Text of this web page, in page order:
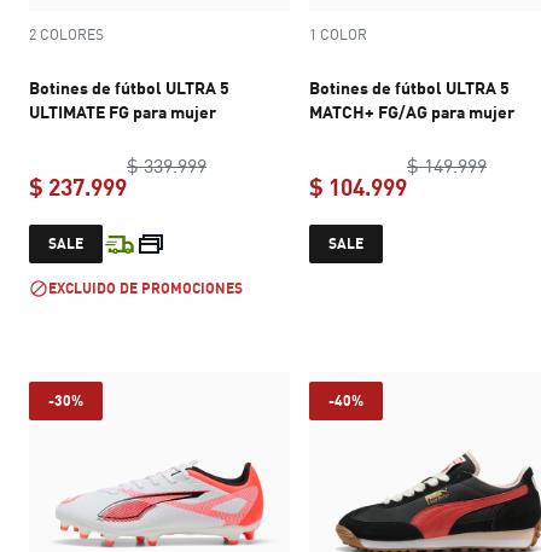
2 COLORES
Botines de fútbol ULTRA 5
ULTIMATE FG para mujer
$ 339.999original price $ 339.999
$ 237.999
current price $ 237.999
SALE
EXCLUIDO DE PROMOCIONES
1 COLOR
Botines de fútbol ULTRA 5
MATCH+ FG/AG para mujer
$ 149.999
$ 104.999
SALE
-30% -40%